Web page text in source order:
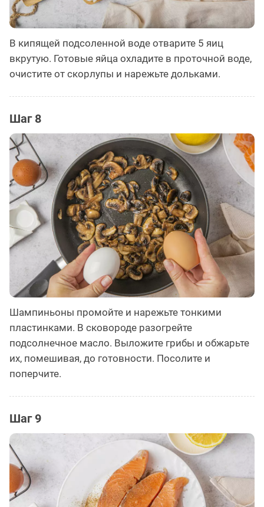
В кипящей подсоленной воде отварите 5 яиц
вкрутую. Готовые яйца охладите в проточной воде,
очистите от скорлупы и нарежьте дольками.
Шаг 8
Шампиньоны промойте и нарежьте тонкими
пластинками. В сковороде разогрейте
подсолнечное масло. Выложите грибы и обжарьте
их, помешивая, до готовности. Посолите и
поперчите.
Шаг 9